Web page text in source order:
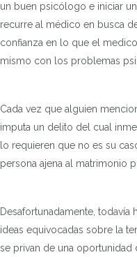
un buen psicólogo e iniciar
recurre al médico en busca
confianza en lo que el
mismo con los problemas
Cada vez que alguien
imputa un delito del cual
lo requieren que no es su
persona ajena al matrimonio
Desafortunadamente,
ideas equivocadas sobre la
se privan de una oportunidad